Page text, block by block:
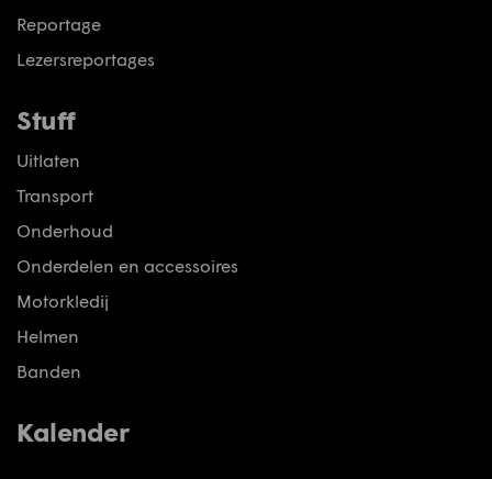
Reportage
Lezersreportages
Stuff
Uitlaten
Transport
Onderhoud
Onderdelen en accessoires
Motorkledij
Helmen
Banden
Kalender